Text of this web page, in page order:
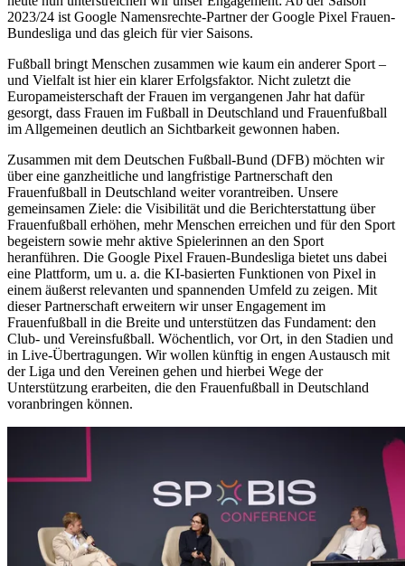
2023/24 ist Google Namensrechte-Partner der Google Pixel Frauen-
Bundesliga und das gleich für vier Saisons.
Fußball bringt Menschen zusammen wie kaum ein anderer Sport –
und Vielfalt ist hier ein klarer Erfolgsfaktor. Nicht zuletzt die
Europameisterschaft der Frauen im vergangenen Jahr hat dafür
gesorgt, dass Frauen im Fußball in Deutschland und Frauenfußball
im Allgemeinen deutlich an Sichtbarkeit gewonnen haben.
Zusammen mit dem Deutschen Fußball-Bund (DFB) möchten wir
über eine ganzheitliche und langfristige Partnerschaft den
Frauenfußball in Deutschland weiter vorantreiben. Unsere
gemeinsamen Ziele: die Visibilität und die Berichterstattung über
Frauenfußball erhöhen, mehr Menschen erreichen und für den Sport
begeistern sowie mehr aktive Spielerinnen an den Sport
heranführen. Die Google Pixel Frauen-Bundesliga bietet uns dabei
eine Plattform, um u. a. die KI-basierten Funktionen von Pixel in
einem äußerst relevanten und spannenden Umfeld zu zeigen. Mit
dieser Partnerschaft erweitern wir unser Engagement im
Frauenfußball in die Breite und unterstützen das Fundament: den
Club- und Vereinsfußball. Wöchentlich, vor Ort, in den Stadien und
in Live-Übertragungen. Wir wollen künftig in engen Austausch mit
der Liga und den Vereinen gehen und hierbei Wege der
Unterstützung erarbeiten, die den Frauenfußball in Deutschland
voranbringen können.